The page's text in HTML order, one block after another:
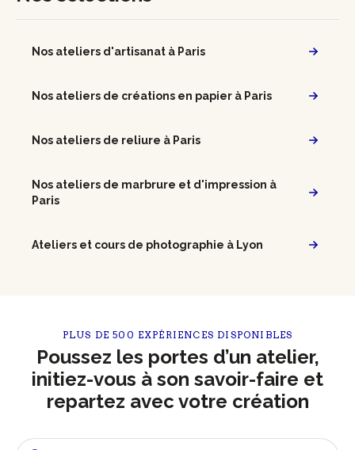
Nos ateliers d'artisanat à Paris
Nos ateliers de créations en papier à Paris
Nos ateliers de reliure à Paris
Nos ateliers de marbrure et d'impression à
Paris
Ateliers et cours de photographie à Lyon
PLUS DE 500 EXPÉRIENCES DISPONIBLES
Poussez les portes d’un atelier,
initiez-vous à son savoir-faire et
repartez avec votre création